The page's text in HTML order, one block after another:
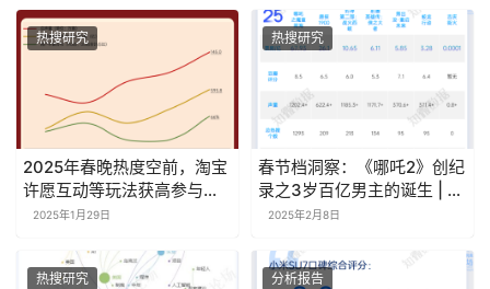
热搜研究
2025年春晚热度空前，淘宝
许愿互动等玩法获高参与度
｜探舆论场
2025年1月29日
热搜研究
春节档洞察：《哪吒2》创纪
录之3岁百亿男主的诞生 | 探
舆论场
2025年2月8日
热搜研究 分析报告